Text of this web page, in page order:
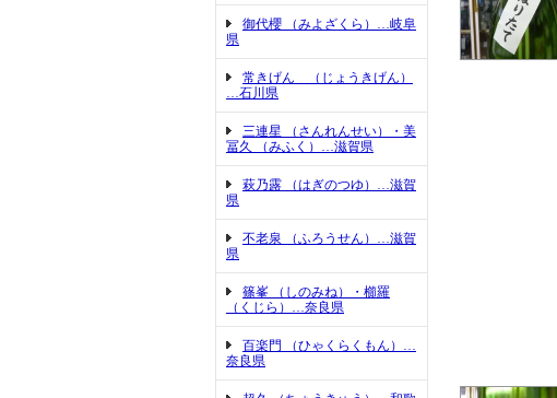
御代櫻 （みよざくら）…岐阜
県
常きげん （じょうきげん）
…石川県
三連星 （さんれんせい）・美
冨久 （みふく）…滋賀県
萩乃露 （はぎのつゆ）…滋賀
県
不老泉 （ふろうせん）…滋賀
県
篠峯 （しのみね）・櫛羅
（くじら）…奈良県
百楽門 （ひゃくらくもん）…
奈良県